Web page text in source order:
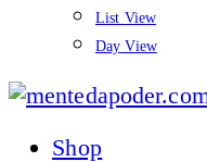
List View
Day View
Shop